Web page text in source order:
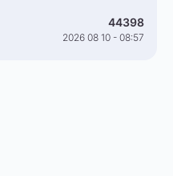
44398
2026 08 10 - 08:57